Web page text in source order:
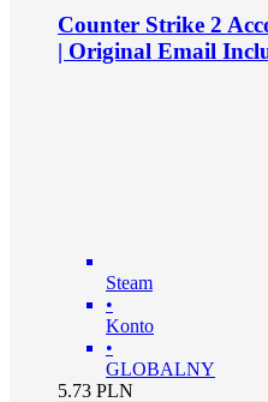
Counter Strike 2
| Original Email
Steam
•
Konto
•
GLOBALNY
5.73 PLN